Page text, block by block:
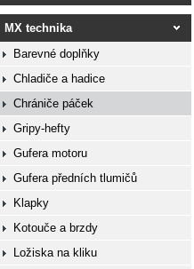
MX technika
Barevné doplňky
Chladiče a hadice
Chrániče páček
Gripy-hefty
Gufera motoru
Gufera předních tlumičů
Klapky
Kotouče a brzdy
Ložiska na kliku